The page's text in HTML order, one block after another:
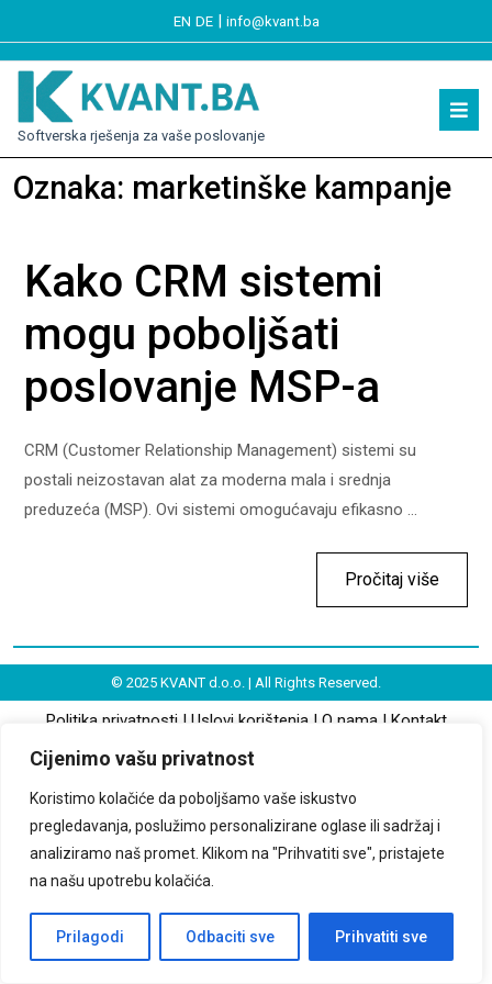
Cijenimo vašu privatnost
Koristimo kolačiće da poboljšamo vaše iskustvo
pregledavanja, poslužimo personalizirane oglase ili sadržaj i
analiziramo naš promet. Klikom na "Prihvatiti sve", pristajete
na našu upotrebu kolačića.
Prilagodi Odbaciti sve Prihvatiti sve
EN DE| info@kvant.ba
Softverska rješenja za vaše poslovanje
Oznaka: marketinške kampanje
Kako CRM sistemi
mogu poboljšati
poslovanje MSP-a
CRM (Customer Relationship Management) sistemi su
postali neizostavan alat za moderna mala i srednja
preduzeća (MSP). Ovi sistemi omogućavaju efikasno ...
Pročitaj više
© 2025 KVANT d.o.o. | All Rights Reserved.
Politika privatnosti| Uslovi korištenja| O nama| Kontakt